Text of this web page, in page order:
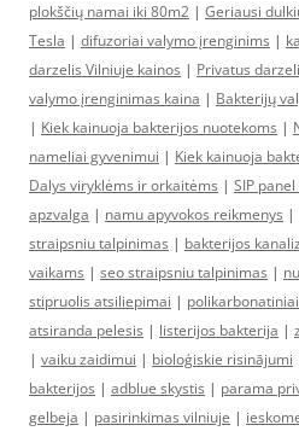
plokščių namai iki 80m2 | Geriausi
Tesla | difuzoriai valymo įrenginims |
darzelis Vilniuje kainos | Privatus
valymo įrenginimas kaina | Bakterijų
| Kiek kainuoja bakterijos nuotekoms |
nameliai gyvenimui | Kiek kainuoja
Dalys viryklėms ir orkaitėms | SIP
apzvalga | namu apyvokos reikmenys |
straipsniu talpinimas | bakterijos
vaikams | seo straipsniu talpinimas |
stipruolis atsiliepimai |
atsiranda pelesis | listerijos bakterija |
| vaiku zaidimui | bioloģiskie risinājumi
bakterijos | adblue skystis | parama
gelbeja | pasirinkimas vilniuje |